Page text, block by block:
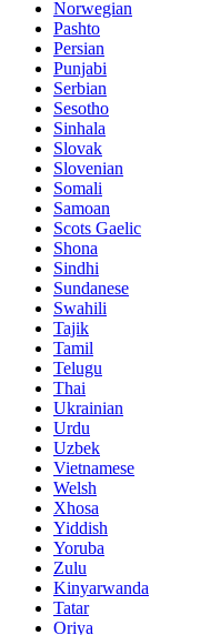
Norwegian
Pashto
Persian
Punjabi
Serbian
Sesotho
Sinhala
Slovak
Slovenian
Somali
Samoan
Scots Gaelic
Shona
Sindhi
Sundanese
Swahili
Tajik
Tamil
Telugu
Thai
Ukrainian
Urdu
Uzbek
Vietnamese
Welsh
Xhosa
Yiddish
Yoruba
Zulu
Kinyarwanda
Tatar
Oriya